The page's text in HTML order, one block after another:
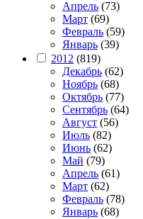
Апрель (73)
Март (69)
Февраль (59)
Январь (39)
2012 (819)
Декабрь (62)
Ноябрь (68)
Октябрь (77)
Сентябрь (64)
Август (56)
Июль (82)
Июнь (62)
Май (79)
Апрель (61)
Март (62)
Февраль (78)
Январь (68)